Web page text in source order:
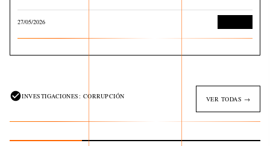
27/05/2026
INVESTIGACIONES: CORRUPCIÓN VER TODAS →